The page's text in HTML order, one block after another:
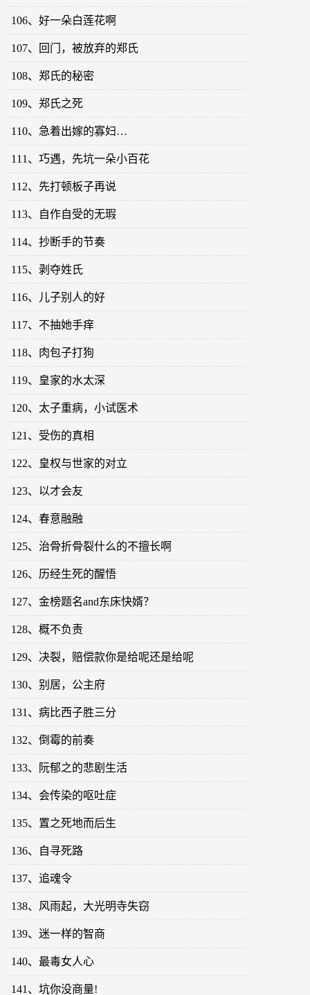
106、好一朵白莲花啊
107、回门，被放弃的郑氏
108、郑氏的秘密
109、郑氏之死
110、急着出嫁的寡妇…
111、巧遇，先坑一朵小百花
112、先打顿板子再说
113、自作自受的无瑕
114、抄断手的节奏
115、剥夺姓氏
116、儿子别人的好
117、不抽她手痒
118、肉包子打狗
119、皇家的水太深
120、太子重病，小试医术
121、受伤的真相
122、皇权与世家的对立
123、以才会友
124、春意融融
125、治骨折骨裂什么的不擅长啊
126、历经生死的醒悟
127、金榜题名and东床快婿？
128、概不负责
129、决裂，赔偿款你是给呢还是给呢
130、别居，公主府
131、病比西子胜三分
132、倒霉的前奏
133、阮郁之的悲剧生活
134、会传染的呕吐症
135、置之死地而后生
136、自寻死路
137、追魂令
138、风雨起，大光明寺失窃
139、迷一样的智商
140、最毒女人心
141、坑你没商量!